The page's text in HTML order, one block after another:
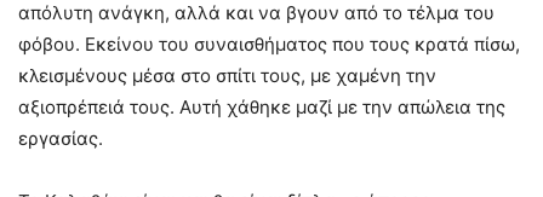
απόλυτη ανάγκη, αλλά και να βγουν από το τέλμα του
φόβου. Εκείνου του συναισθήματος που τους κρατά πίσω,
κλεισμένους μέσα στο σπίτι τους, με χαμένη την
αξιοπρέπειά τους. Αυτή χάθηκε μαζί με την απώλεια της
εργασίας.